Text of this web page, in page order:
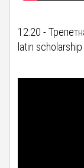
12:20 -
latin